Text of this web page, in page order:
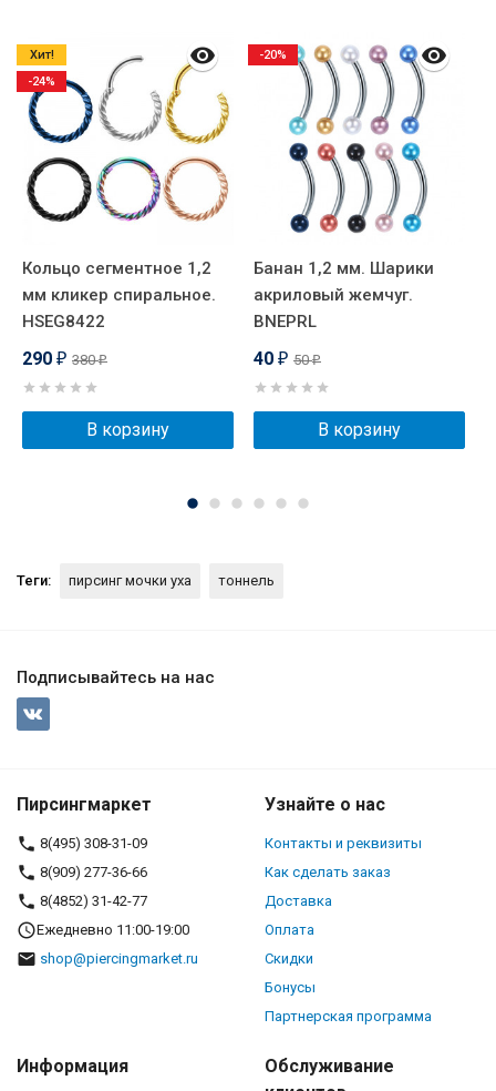
Кольцо сегментное 1,2
мм кликер спиральное.
HSEG8422
290 ₽ 380₽
В корзину
Хит!
-24%
Банан 1,2 мм. Шарики
акриловый жемчуг.
BNEPRL
40 ₽ 50₽
В корзину
-20%
Теги: пирсинг мочки уха тоннель
Подписывайтесь на нас
Пирсингмаркет
8(495) 308-31-09
8(909) 277-36-66
8(4852) 31-42-77
Ежедневно 11:00-19:00
shop@piercingmarket.ru
Узнайте о нас
Контакты и реквизиты
Как сделать заказ
Доставка
Оплата
Скидки
Бонусы
Партнерская программа
Информация
Обслуживание